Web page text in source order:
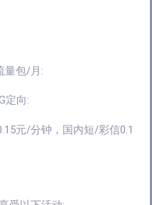
量包/月:
定向:
元/分钟，国内短/彩信0.1